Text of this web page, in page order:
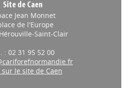
Site de Caen
Jean Monnet
de l'Europe
Saint-Clair
: 02 31 95 52 00
sur le site de Caen